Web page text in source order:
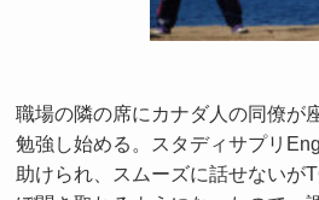
職場の隣の席にカナダ人の同僚が
勉強し始める。スタディサプリ
助けられ、スムーズに話せないが